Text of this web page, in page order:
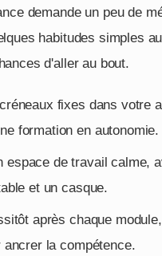
demande un peu de
habitudes simples
d'aller au bout.
fixes dans votre
formation en autonomie.
espace de travail calme,
et un casque.
après chaque
la compétence.